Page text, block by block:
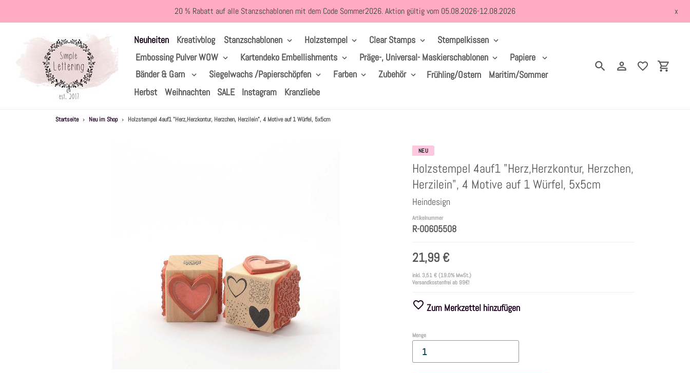
zum
20 % Rabatt auf alle Stanzschablonen mit dem Code Sommer2026. Aktion gültig vom 05.08.2026-12.08.2026 x
Neuheiten Kreativblog Stanzschablonen Holzstempel Clear Stamps
Stempelkissen
Embossing Pulver WOW
Kartendeko Embellishments Präge-, Universal- Maskierschablonen
Papiere
Bänder & Garn
Siegelwachs /Papierschöpfen Farben Zubehör Frühling/Ostern
Maritim/Sommer
Herbst
Weihnachten SALE Instagram Kranzliebe
SuchenEinloggen
Startseite › Neu im Shop › Holzstempel 4auf1 "Herz,Herzkontur, Herzchen, Herzilein", 4 Motive auf 1 Würfel, 5x5cm
NEU
Holzstempel 4auf1 "Herz,Herzkontur, Herzchen,
Herzilein", 4 Motive auf 1 Würfel, 5x5cm
Heindesign
Artikelnummer
R-00605508
21,99 €
inkl. 3,51 €(19.0% MwSt.)
Versandkostenfrei ab 99€!
Zum Merkzettel hinzufügen
Menge